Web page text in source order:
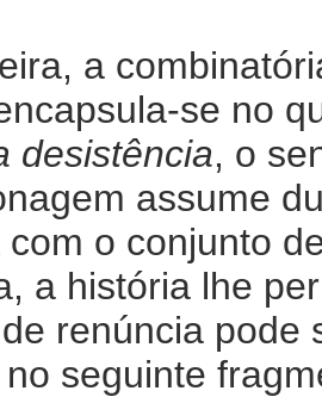
a
se no
desistência, o
assume
o conjunto
a história lhe
renúncia pode
seguinte